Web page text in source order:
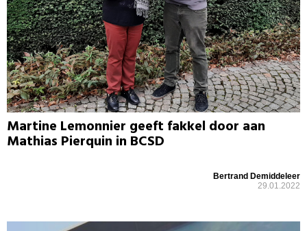
Martine Lemonnier geeft fakkel door aan
Mathias Pierquin in BCSD
Bertrand Demiddeleer
29.01.2022